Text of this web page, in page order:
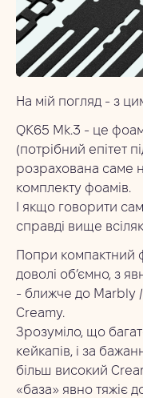
На мій погляд - з
QK65 Mk.3 - це
(потрібний епітет
розрахована саме
комплекту фоамів.
І якщо говорити
справді вище
Попри компактний
доволі об’ємно, з
- ближче до Marbly /
Creamy.
Зрозуміло, що
кейкапів, і за
більш високий
«база» явно тяжіє